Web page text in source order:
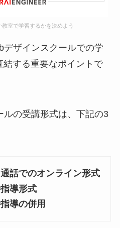
室で学習するかを決めよう
デザインスクールでの学
する重要なポイントで
ルの受講形式は、下記の3
話でのオンライン形式
導形式
導の併用